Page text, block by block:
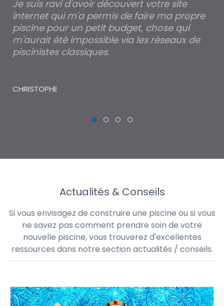
Je suis ravi d'avoir découvert votre site
internet qui m'a permis de faire ma propre
piscine pour un petit budget, chose qui
m'aurait été impossible via les réseaux de
piscinistes classiques.
CHRISTOPHE
Actualités & Conseils
Si vous envisagez de construire une piscine ou si vous
ne savez pas comment prendre soin de votre
nouvelle piscine, vous trouverez d'excellentes
ressources dans notre section actualités / conseils.